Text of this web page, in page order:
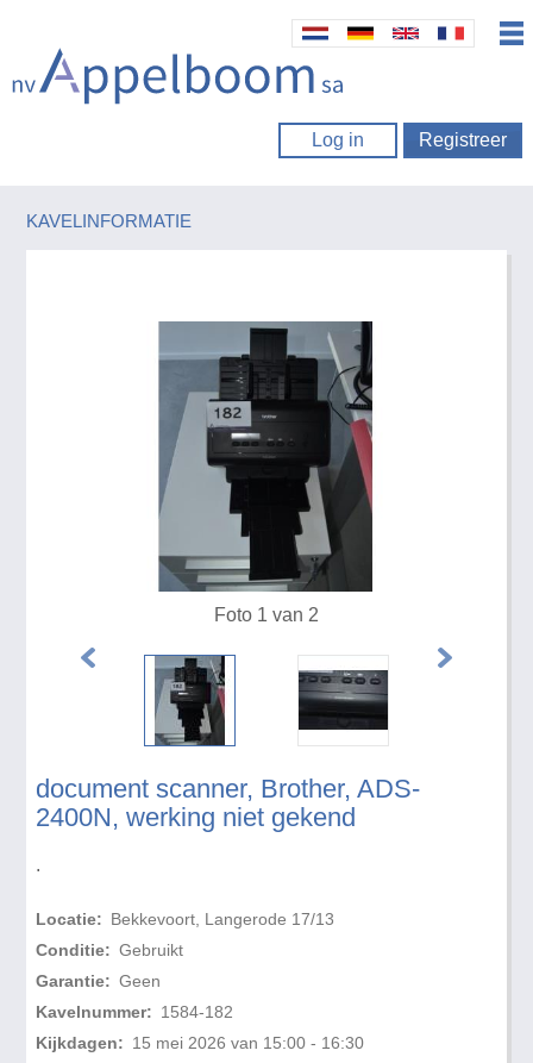
Log in Registreer
KAVELINFORMATIE
document scanner, Brother, ADS-
2400N, werking niet gekend
.
Locatie: Bekkevoort, Langerode 17/13
Conditie: Gebruikt
Garantie: Geen
Kavelnummer: 1584-182
Kijkdagen: 15 mei 2026 van 15:00 - 16:30
Foto 1 van 2